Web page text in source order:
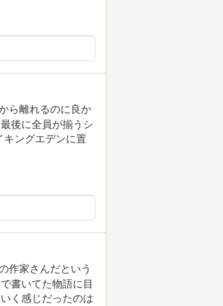
ら離れるのに良か
後に全員が揃うシ
キングエデンに置
作家さんだという
書いてた物語に目
く感じだったのは